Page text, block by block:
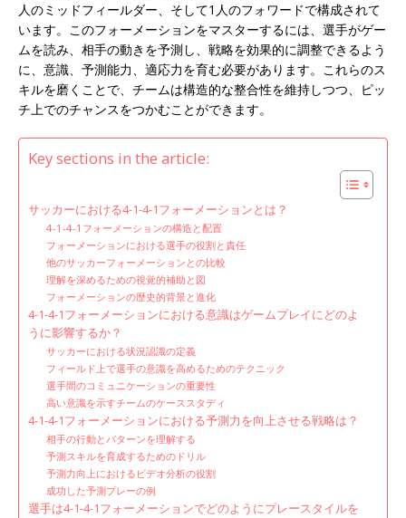
人のミッドフィールダー、そして1人のフォワードで構成されて
います。このフォーメーションをマスターするには、選手がゲー
ムを読み、相手の動きを予測し、戦略を効果的に調整できるよう
に、意識、予測能力、適応力を育む必要があります。これらのス
キルを磨くことで、チームは構造的な整合性を維持しつつ、ピッ
チ上でのチャンスをつかむことができます。
Key sections in the article:
サッカーにおける4-1-4-1フォーメーションとは？
4-1-4-1フォーメーションの構造と配置
フォーメーションにおける選手の役割と責任
他のサッカーフォーメーションとの比較
理解を深めるための視覚的補助と図
フォーメーションの歴史的背景と進化
4-1-4-1フォーメーションにおける意識はゲームプレイにどのよ
うに影響するか？
サッカーにおける状況認識の定義
フィールド上で選手の意識を高めるためのテクニック
選手間のコミュニケーションの重要性
高い意識を示すチームのケーススタディ
4-1-4-1フォーメーションにおける予測力を向上させる戦略は？
相手の行動とパターンを理解する
予測スキルを育成するためのドリル
予測力向上におけるビデオ分析の役割
成功した予測プレーの例
選手は4-1-4-1フォーメーションでどのようにプレースタイルを